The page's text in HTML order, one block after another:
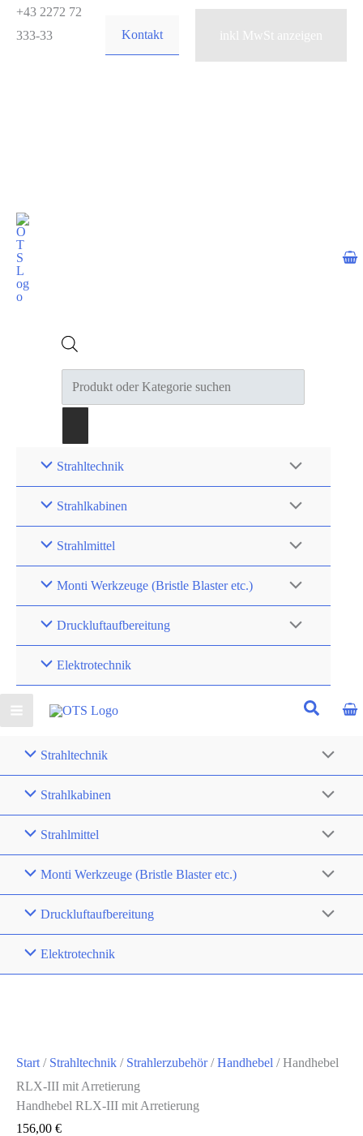
Zum
Inhalt
+43 2272 72
333-33
Kontakt
Products
Strahltechnik
Strahlkabinen
Strahlmittel
Monti Werkzeuge (Bristle Blaster etc.)
Druckluftaufbereitung
Elektrotechnik
Strahltechnik
Strahlkabinen
Strahlmittel
Monti Werkzeuge (Bristle Blaster etc.)
Druckluftaufbereitung
Elektrotechnik
Start/ Strahltechnik / Strahlerzubehör/Handhebel / Handhebel
RLX-III mit Arretierung
Handhebel RLX-III mit Arretierung
156,00 €